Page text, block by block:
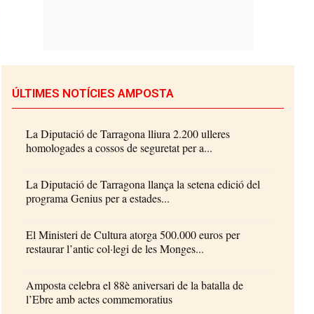
ÚLTIMES NOTÍCIES AMPOSTA
La Diputació de Tarragona lliura 2.200 ulleres
homologades a cossos de seguretat per a...
La Diputació de Tarragona llança la setena edició del
programa Genius per a estades...
El Ministeri de Cultura atorga 500.000 euros per
restaurar l’antic col·legi de les Monges...
Amposta celebra el 88è aniversari de la batalla de
l’Ebre amb actes commemoratius